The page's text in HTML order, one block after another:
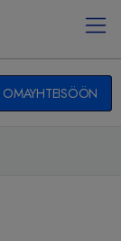
OMAYHTEISÖÖN